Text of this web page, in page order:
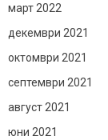
март 2022
декември 2021
октомври 2021
септември 2021
август 2021
юни 2021